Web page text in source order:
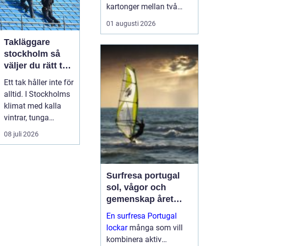
Takläggare
stockholm så
väljer du rätt tak
och rätt
hantverkare
Ett tak håller inte för
alltid. I Stockholms
klimat med kalla
vintrar, tunga
snölager, isbildning
oc...
08 juli 2026
kartonger mellan två
adresser. När ett kontor i
Göteborg sk...
01 augusti 2026
Surfresa portugal
sol, vågor och
gemenskap året
runt
En surfresa Portugal
lockarmånga som vill
kombinera aktiv